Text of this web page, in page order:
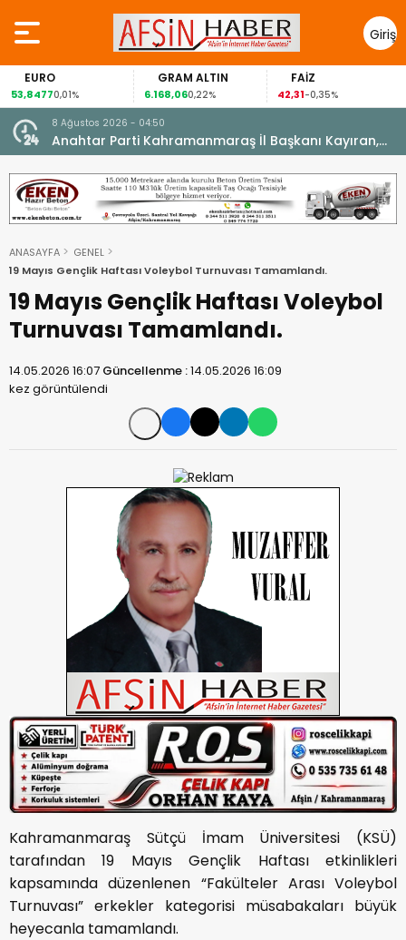
Giriş
Yap
0,01%
GRAM ALTIN
6.168,060,22%
FAİZ
42,31 -0,35%
8 Ağustos 2026 - 04:50
Anahtar Parti Kahramanmaraş İl Başkanı Kayıran,
Afşin Teşkilatı ile buluştu.
ANASAYFA
GENEL
19 Mayıs Gençlik Haftası Voleybol Turnuvası Tamamlandı.
19 Mayıs Gençlik Haftası Voleybol
Turnuvası Tamamlandı.
14.05.2026 16:07 Güncellenme :14.05.2026 16:09
kez görüntülendi
Kahramanmaraş Sütçü İmam Üniversitesi (KSÜ)
tarafından 19 Mayıs Gençlik Haftası etkinlikleri
kapsamında düzenlenen “Fakülteler Arası Voleybol
Turnuvası” erkekler kategorisi müsabakaları büyük
heyecanla tamamlandı.